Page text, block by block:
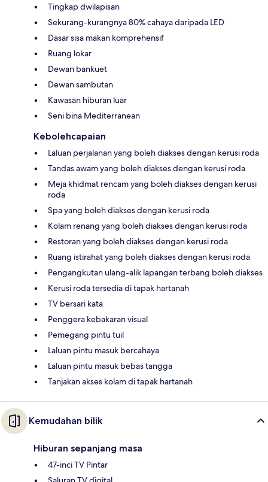
Tingkap dwilapisan
Sekurang-kurangnya 80% cahaya daripada LED
Dasar sisa makan komprehensif
Ruang lokar
Dewan bankuet
Dewan sambutan
Kawasan hiburan luar
Seni bina Mediterranean
Kebolehcapaian
Laluan perjalanan yang boleh diakses dengan kerusi roda
Tandas awam yang boleh diakses dengan kerusi roda
Meja khidmat rencam yang boleh diakses dengan kerusi
roda
Spa yang boleh diakses dengan kerusi roda
Kolam renang yang boleh diakses dengan kerusi roda
Restoran yang boleh diakses dengan kerusi roda
Ruang istirahat yang boleh diakses dengan kerusi roda
Pengangkutan ulang-alik lapangan terbang boleh diakses
Kerusi roda tersedia di tapak hartanah
TV bersari kata
Penggera kebakaran visual
Pemegang pintu tuil
Laluan pintu masuk bercahaya
Laluan pintu masuk bebas tangga
Tanjakan akses kolam di tapak hartanah
Kemudahan bilik
Hiburan sepanjang masa
47-inci TV Pintar